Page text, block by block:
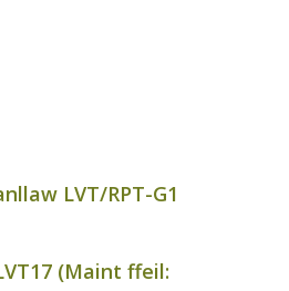
LVT/RPT-G1
(Maint ffeil: